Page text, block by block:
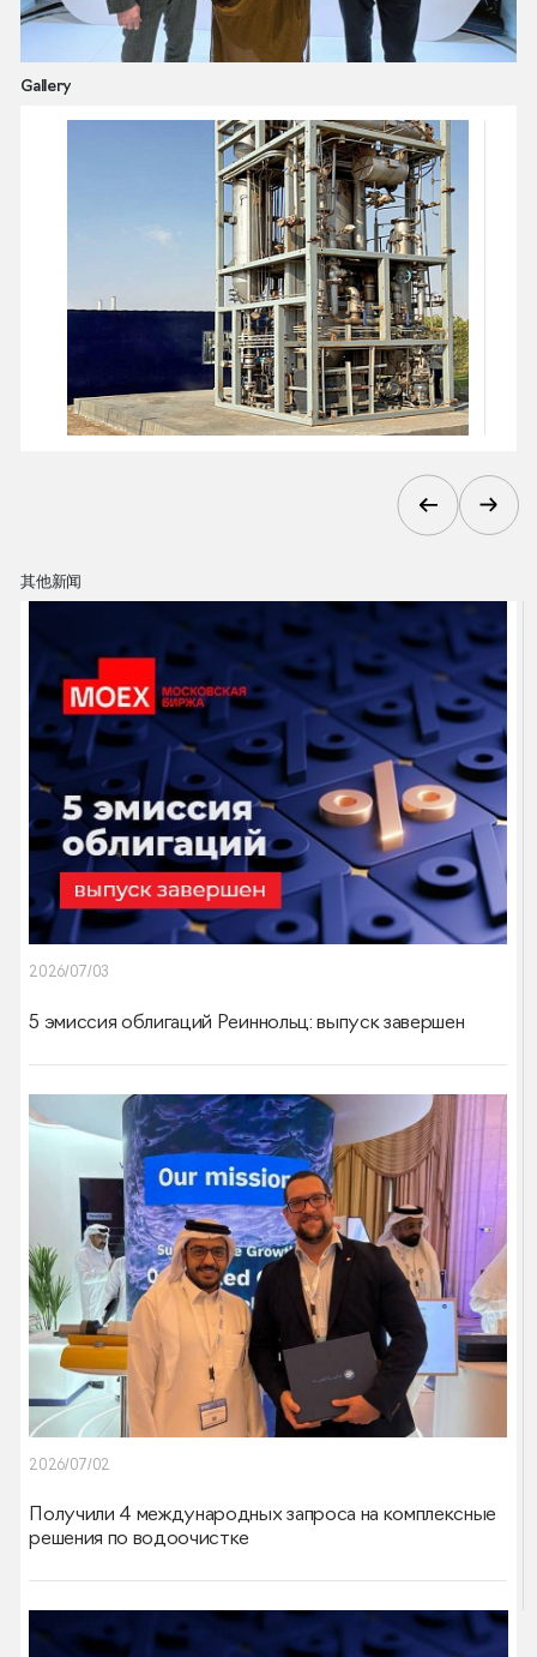
Gallery
其他新闻
2026/07/03
5 эмиссия облигаций Реиннольц: выпуск завершен
2026/07/02
Получили 4 международных запроса на комплексные
решения по водоочистке